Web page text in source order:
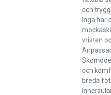
och
Inga har
vristen
och
breda